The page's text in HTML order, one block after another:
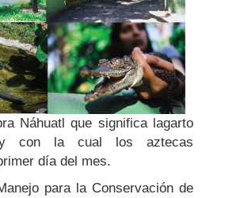
Náhuatl que significa lagarto
con la cual los aztecas
día del mes.
para la Conservación de